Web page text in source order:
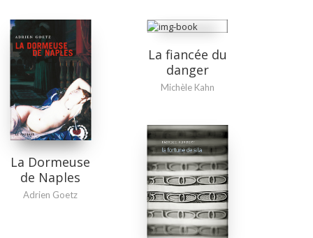
La Dormeuse
de Naples
Adrien Goetz
La fiancée du
danger
Michèle Kahn